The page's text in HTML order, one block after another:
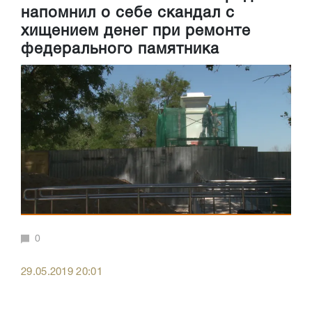
напомнил о себе скандал с
хищением денег при ремонте
федерального памятника
0
29.05.2019 20:01